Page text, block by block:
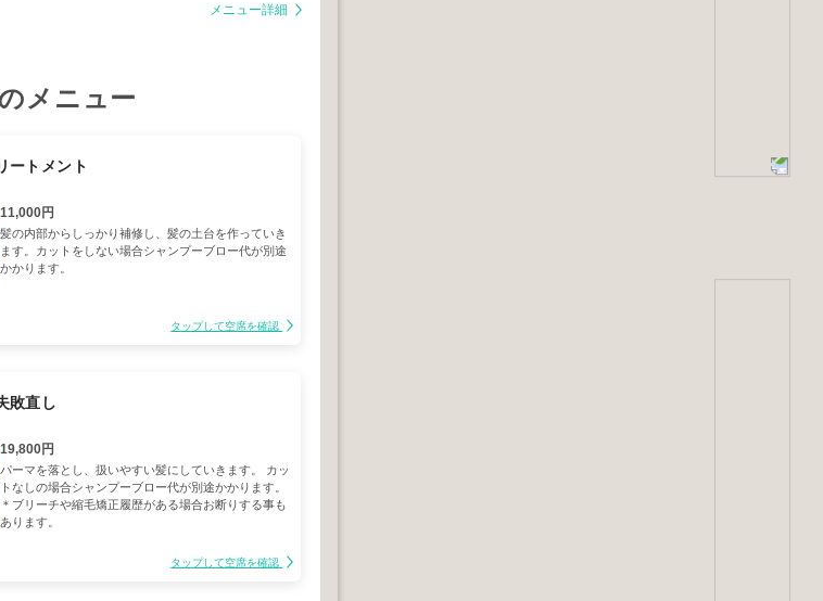
メニュー詳細
メニュー
ートメント
11,000円
髪の内部からしっかり補修し、髪の土台を作っていき
ます。カットをしない場合シャンプーブロー代が別途
かかります。
タップして空席を確認
敗直し
19,800円
パーマを落とし、扱いやすい髪にしていきます。 カッ
トなしの場合シャンプーブロー代が別途かかります。
＊ブリーチや縮毛矯正履歴がある場合お断りする事も
あります。
タップして空席を確認